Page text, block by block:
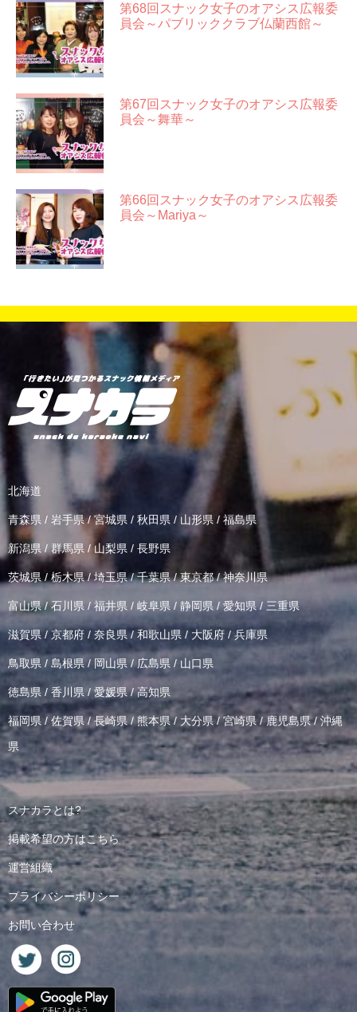
第68回スナック女子のオアシス広報委
員会～パブリッククラブ仏蘭西館～
第67回スナック女子のオアシス広報委
員会～舞華～
第66回スナック女子のオアシス広報委
員会～Mariya～
北海道
青森県 / 岩手県/宮城県 / 秋田県 / 山形県 / 福島県
新潟県 / 群馬県 / 山梨県 / 長野県
茨城県 / 栃木県 / 埼玉県/千葉県/東京都/神奈川県
富山県/石川県 / 福井県 / 岐阜県 / 静岡県 / 愛知県/ 三重県
滋賀県/ 京都府 / 奈良県/ 和歌山県 / 大阪府 / 兵庫県
鳥取県 / 島根県/ 岡山県 / 広島県 / 山口県
徳島県 / 香川県 /愛媛県/高知県
福岡県 / 佐賀県/長崎県/ 熊本県/ 大分県 /宮崎県 /鹿児島県/ 沖縄
県
スナカラとは?
掲載希望の方はこちら
運営組織
プライバシーポリシー
お問い合わせ